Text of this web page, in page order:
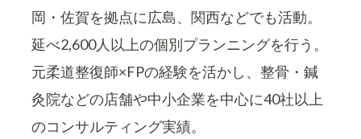
岡・佐賀を拠点に広島、関西などでも活動。
延べ2,600人以上の個別プランニングを行う。
元柔道整復師×FPの経験を活かし、整骨・鍼
灸院などの店舗や中小企業を中心に40社以上
のコンサルティング実績。